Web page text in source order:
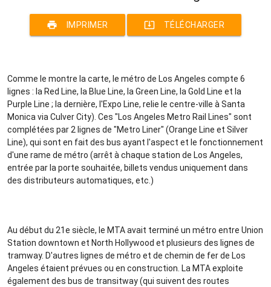
print IMPRIMER system_update_alt TÉLÉCHARGER
Comme le montre la carte, le métro de Los Angeles compte 6
lignes : la Red Line, la Blue Line, la Green Line, la Gold Line et la
Purple Line ; la dernière, l'Expo Line, relie le centre-ville à Santa
Monica via Culver City). Ces "Los Angeles Metro Rail Lines" sont
complétées par 2 lignes de "Metro Liner" (Orange Line et Silver
Line), qui sont en fait des bus ayant l'aspect et le fonctionnement
d'une rame de métro (arrêt à chaque station de Los Angeles,
entrée par la porte souhaitée, billets vendus uniquement dans
des distributeurs automatiques, etc.)
Au début du 21e siècle, le MTA avait terminé un métro entre Union
Station downtown et North Hollywood et plusieurs des lignes de
tramway. D'autres lignes de métro et de chemin de fer de Los
Angeles étaient prévues ou en construction. La MTA exploite
également des bus de transitway (qui suivent des routes